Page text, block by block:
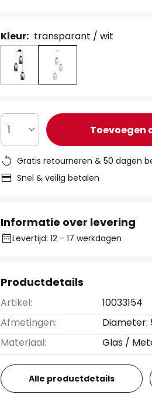
Kleur: transparant / wit
1 Toevoegen
Gratis retourneren & 50 dagen
Snel & veilig betalen
Informatie over levering
Levertijd: 12 - 17 werkdagen
Productdetails
Artikel:
10033154
Afmetingen:
Diameter:
Materiaal:
Glas /
Alle productdetails